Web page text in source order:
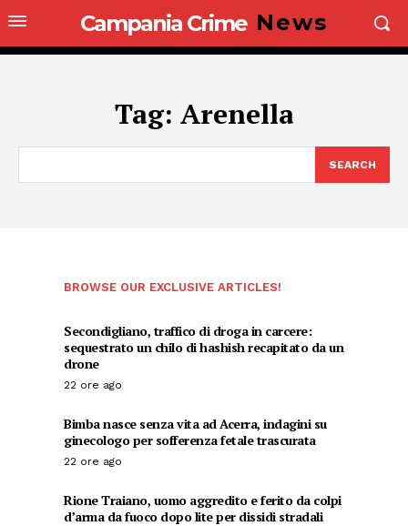
Campania Crime News
Tag: Arenella
SEARCH
BROWSE OUR EXCLUSIVE ARTICLES!
Secondigliano, traffico di droga in carcere:
sequestrato un chilo di hashish recapitato da un
drone
22 ore ago
Bimba nasce senza vita ad Acerra, indagini su
ginecologo per sofferenza fetale trascurata
22 ore ago
Rione Traiano, uomo aggredito e ferito da colpi
d’arma da fuoco dopo lite per dissidi stradali